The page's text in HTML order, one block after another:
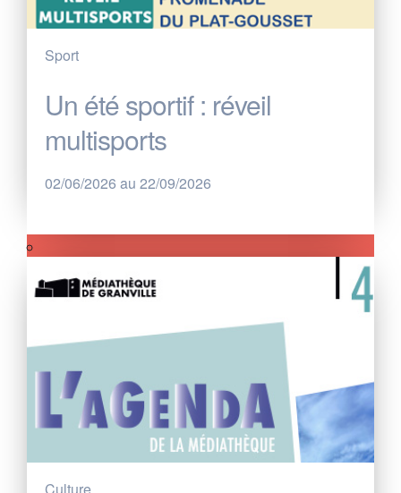
Sport
Un été sportif : réveil
multisports
02/06/2026 au 22/09/2026